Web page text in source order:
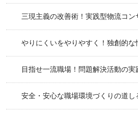
三現主義の改善術！実践型物流コ
やりにくいをやりやすく！独創的な
目指せ一流職場！問題解決活動の実
安全・安心な職場環境づくりの道し